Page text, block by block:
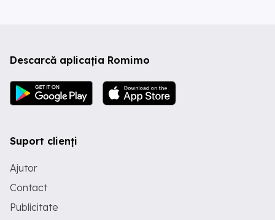
Descarcă aplicația Romimo
Suport clienți
Ajutor
Contact
Publicitate